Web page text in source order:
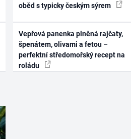
oběd s typicky českým sýrem
Vepřová panenka plněná rajčaty,
špenátem, olivami a fetou –
perfektní středomořský recept na
roládu